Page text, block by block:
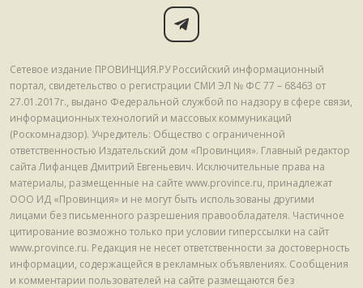
Сетевое издание ПРОВИНЦИЯ.РУ Российский информационный
портал, свидетельство о регистрации СМИ ЭЛ № ФС 77 – 68463 от
27.01.2017г., выдано Федеральной службой по надзору в сфере связи,
информационных технологий и массовых коммуникаций
(Роскомнадзор). Учредитель: Общество с ограниченной
ответственностью Издательский дом «Провинция». Главный редактор
сайта Лифанцев Дмитрий Евгеньевич. Исключительные права на
материалы, размещенные на сайте www.province.ru, принадлежат
ООО ИД «Провинция» и не могут быть использованы другими
лицами без письменного разрешения правообладателя. Частичное
цитирование возможно только при условии гиперссылки на сайт
www.province.ru. Редакция не несет ответственности за достоверность
информации, содержащейся в рекламных объявлениях. Сообщения
и комментарии пользователей на сайте размещаются без